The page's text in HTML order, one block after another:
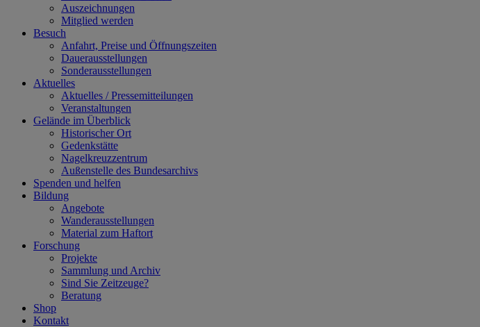
Auszeichnungen
Mitglied werden
Besuch
Anfahrt, Preise und Öffnungszeiten
Dauerausstellungen
Sonderausstellungen
Aktuelles
Aktuelles / Pressemitteilungen
Veranstaltungen
Gelände im Überblick
Historischer Ort
Gedenkstätte
Nagelkreuzzentrum
Außenstelle des Bundesarchivs
Spenden und helfen
Bildung
Angebote
Wanderausstellungen
Material zum Haftort
Forschung
Projekte
Sammlung und Archiv
Sind Sie Zeitzeuge?
Beratung
Shop
Kontakt